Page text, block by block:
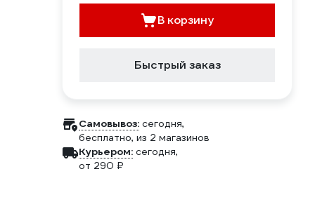
В корзину
Быстрый заказ
Самовывоз: сегодня,
бесплатно, из 2 магазинов
Курьером: сегодня,
от 290 ₽